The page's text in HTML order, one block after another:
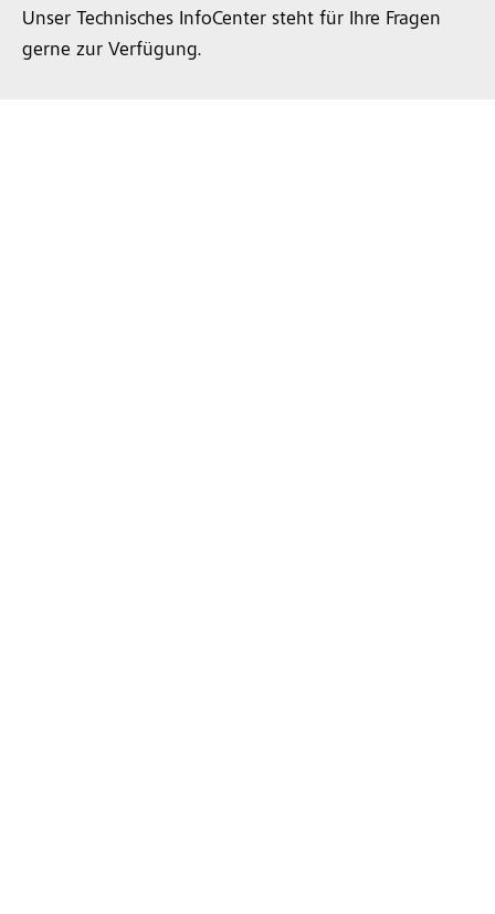
Unser Technisches InfoCenter steht für Ihre Fragen
gerne zur Verfügung.